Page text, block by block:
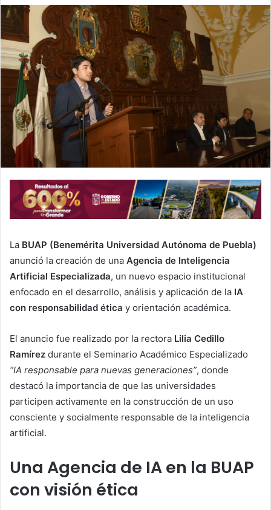
email
La BUAP (Benemérita Universidad Autónoma de Puebla)
anunció la creación de una Agencia de Inteligencia
Artificial Especializada, un nuevo espacio institucional
enfocado en el desarrollo, análisis y aplicación de la IA
con responsabilidad ética y orientación académica.
El anuncio fue realizado por la rectora Lilia Cedillo
Ramírez durante el Seminario Académico Especializado
“IA responsable para nuevas generaciones”, donde
destacó la importancia de que las universidades
participen activamente en la construcción de un uso
consciente y socialmente responsable de la inteligencia
artificial.
Una Agencia de IA en la BUAP
con visión ética